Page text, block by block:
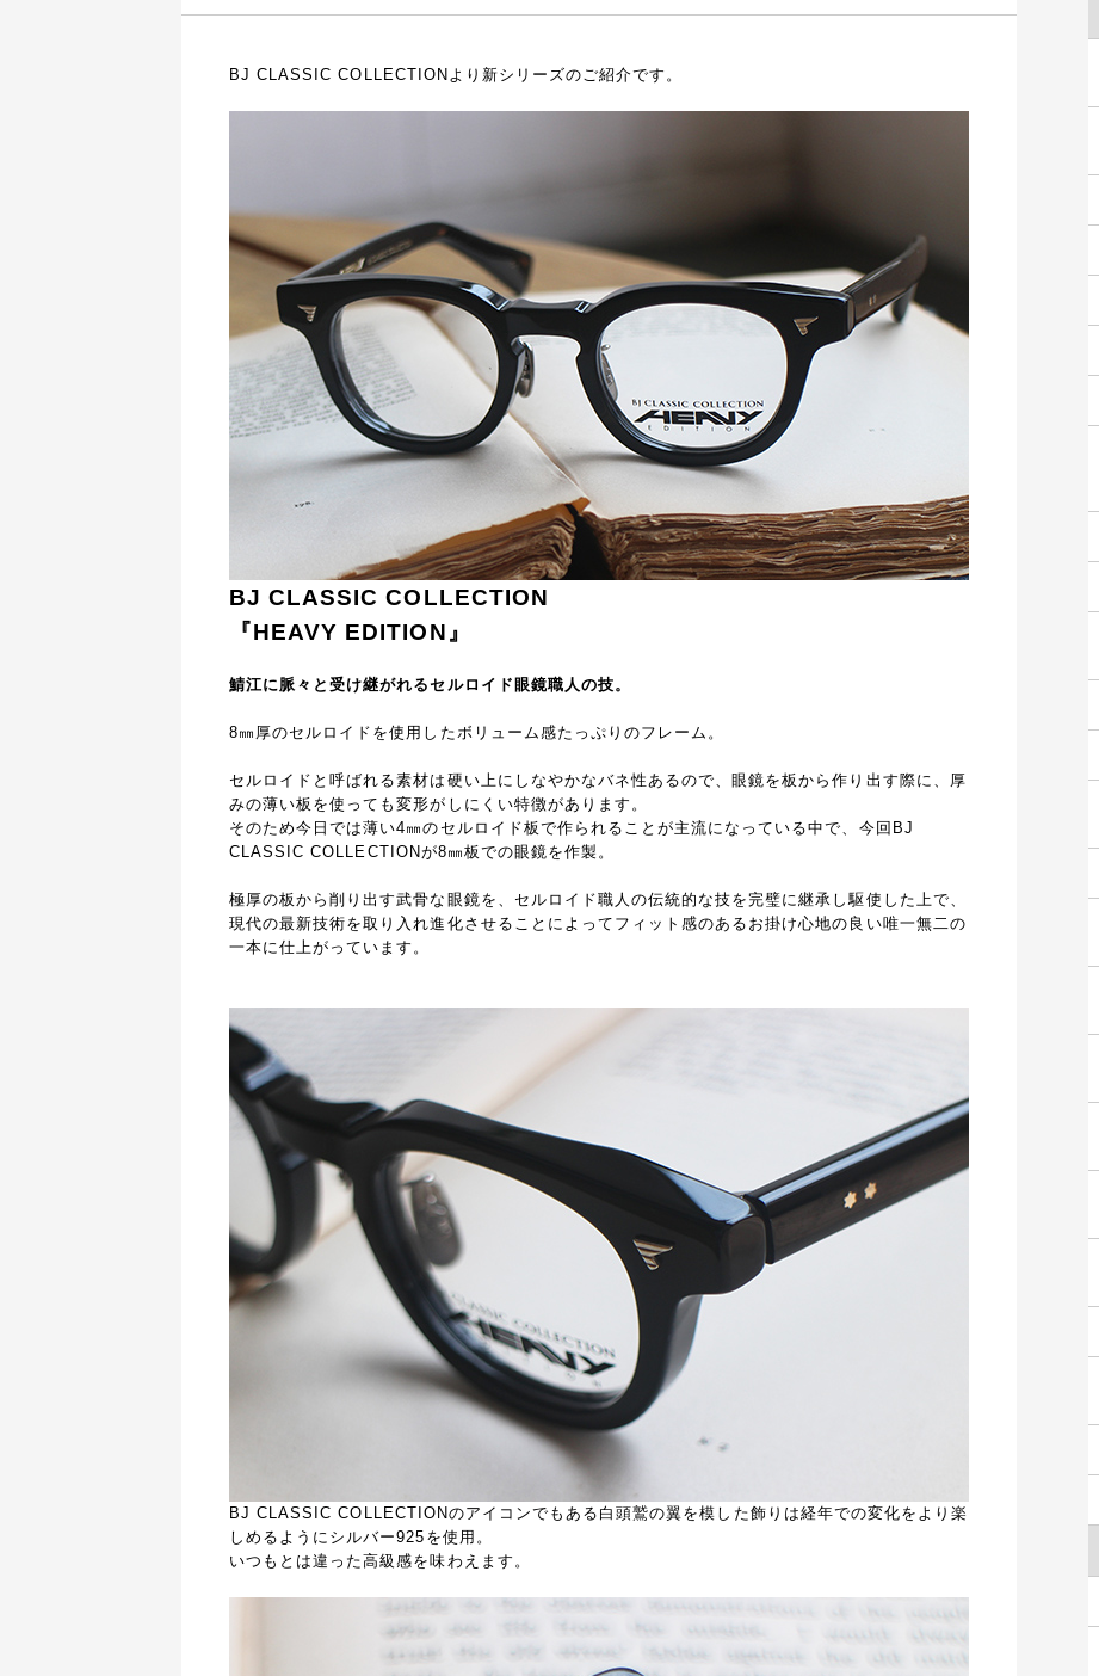
BJ CLASSIC COLLECTIONより新シリーズのご紹介です。
BJ CLASSIC COLLECTION
『HEAVY EDITION』
鯖江に脈々と受け継がれるセルロイド眼鏡職人の技。
8㎜厚のセルロイドを使用したボリューム感たっぷりのフレーム。
セルロイドと呼ばれる素材は硬い上にしなやかなバネ性あるので、眼鏡を板から作り出す際に、厚
みの薄い板を使っても変形がしにくい特徴があります。
そのため今日では薄い4㎜のセルロイド板で作られることが主流になっている中で、今回BJ
CLASSIC COLLECTIONが8㎜板での眼鏡を作製。
極厚の板から削り出す武骨な眼鏡を、セルロイド職人の伝統的な技を完璧に継承し駆使した上で、
現代の最新技術を取り入れ進化させることによってフィット感のあるお掛け心地の良い唯一無二の
一本に仕上がっています。
BJ CLASSIC COLLECTIONのアイコンでもある白頭鷲の翼を模した飾りは経年での変化をより楽
しめるようにシルバー925を使用。
いつもとは違った高級感を味わえます。